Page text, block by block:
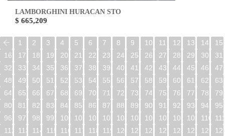
LAMBORGHINI HURACAN STO
$ 665,209
1 2 3 4 5 6 7 8 9 10 11 12 13 14
15
16
17 18 19 20 21 22 23 24 25 26 27 28 29 30
31
32
33 34 35 36 37 38 39 40 41 42 43 44 45 46
47
48
49 50 51 52 53 54 55 56 57 58 59 60 61 62
63
64
65 66 67 68 69 70 71 72 73 74 75 76 77 78
79
80
81 82 83 84 85 86 87 88 89 90 91 92 93 94
95
96
97 98 99 100 101 102 103 104 105 106 107 108 109 110
112
113 114 115 116 117 118 119 120 121 122 123 124 125 126